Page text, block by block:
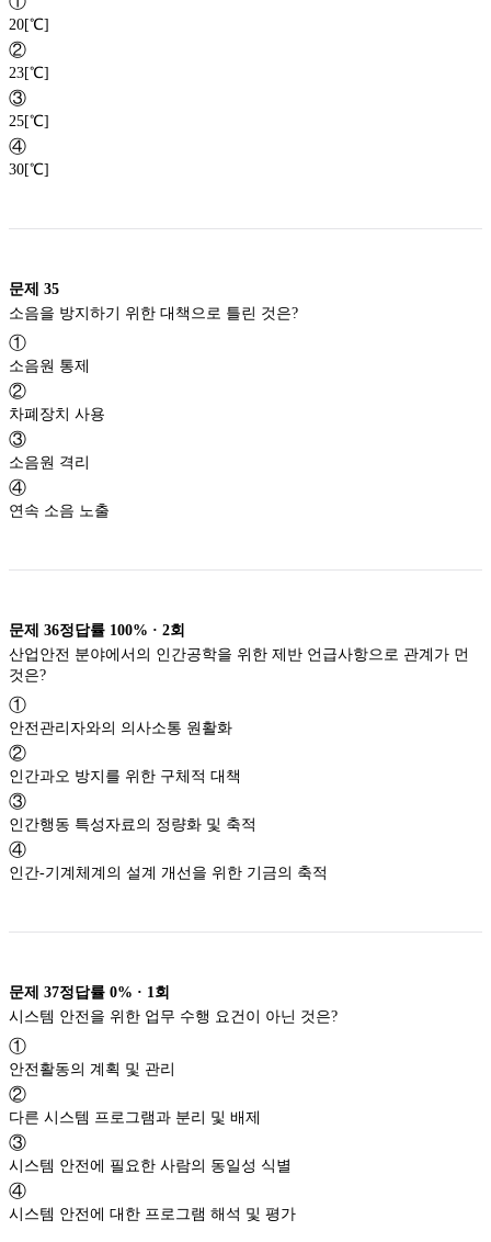
20[℃]
②
23[℃]
③
25[℃]
④
30[℃]
문제 35
소음을 방지하기 위한 대책으로 틀린 것은?
①
소음원 통제
②
차폐장치 사용
③
소음원 격리
④
연속 소음 노출
문제 36정답률 100% · 2회
산업안전 분야에서의 인간공학을 위한 제반 언급사항으로 관계가 먼
것은?
①
안전관리자와의 의사소통 원활화
②
인간과오 방지를 위한 구체적 대책
③
인간행동 특성자료의 정량화 및 축적
④
인간-기계체계의 설계 개선을 위한 기금의 축적
문제 37정답률 0% · 1 회
시스템 안전을 위한 업무 수행 요건이 아닌 것은?
①
안전활동의 계획 및 관리
②
다른 시스템 프로그램과 분리 및 배제
③
시스템 안전에 필요한 사람의 동일성 식별
④
시스템 안전에 대한 프로그램 해석 및 평가